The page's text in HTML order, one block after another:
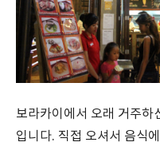
보라카이에서 오래 거주하
입니다. 직접 오셔서 음식